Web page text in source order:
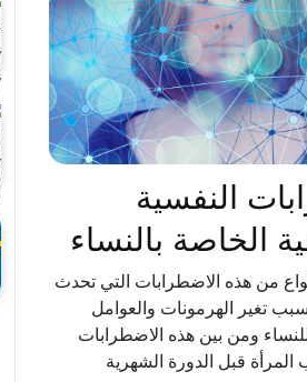
النفسية
الخاصة بالنساء
من هذه الاضطرابات التي تحدث
تغير الهرمونات والعوامل
ومن بين هذه الاضطرابات
المرأة قبل الدورة الشهرية